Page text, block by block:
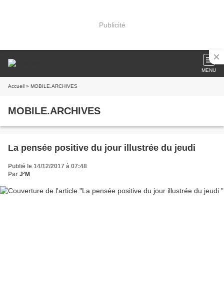
Publicité
MENU
Accueil » MOBILE.ARCHIVES
MOBILE.ARCHIVES
La pensée positive du jour illustrée du jeudi
Publié le 14/12/2017 à 07:48
Par J²M